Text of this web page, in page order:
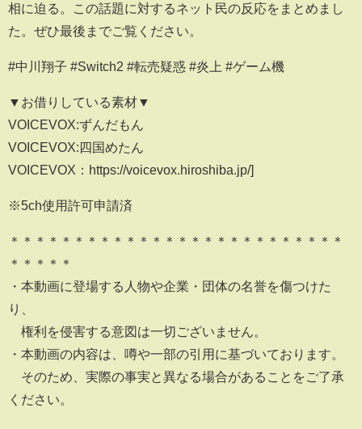
相に迫る。この話題に対するネット民の反応をまとめまし
た。ぜひ最後までご覧ください。
#中川翔子 #Switch2 #転売疑惑 #炎上 #ゲーム機
▼お借りしている素材▼
VOICEVOX:ずんだもん
VOICEVOX:四国めたん
VOICEVOX：https://voicevox.hiroshiba.jp/]
※5ch使用許可申請済
＊＊＊＊＊＊＊＊＊＊＊＊＊＊＊＊＊＊＊＊＊＊＊＊＊＊
＊＊＊＊＊
・本動画に登場する人物や企業・団体の名誉を傷つけた
り、
権利を侵害する意図は一切ございません。
・本動画の内容は、噂や一部の引用に基づいております。
そのため、実際の事実と異なる場合があることをご了承
ください。